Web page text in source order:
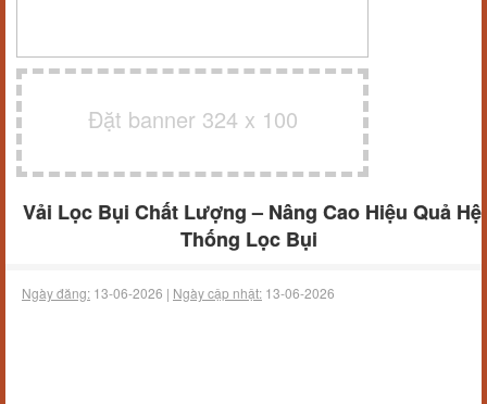
Đặt banner 324 x 100
Vải Lọc Bụi Chất Lượng – Nâng Cao Hiệu Quả Hệ
Thống Lọc Bụi
Ngày đăng: 13-06-2026 | Ngày cập nhật: 13-06-2026